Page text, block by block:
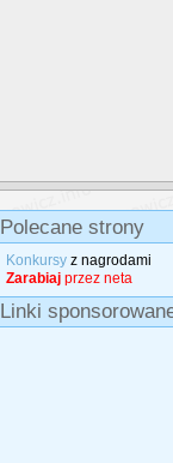
Polecane strony
Konkursy z nagrodami
Zarabiaj przez neta
Linki